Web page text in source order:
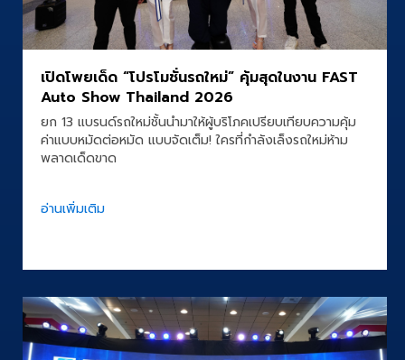
เปิดโพยเด็ด “โปรโมชั่นรถใหม่” คุ้มสุดในงาน FAST
Auto Show Thailand 2026
ยก 13 แบรนด์รถใหม่ชั้นนำมาให้ผู้บริโภคเปรียบเทียบความคุ้ม
ค่าแบบหมัดต่อหมัด แบบจัดเต็ม! ใครที่กำลังเล็งรถใหม่ห้าม
พลาดเด็ดขาด
อ่านเพิ่มเติม